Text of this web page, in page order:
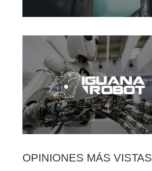
OPINIONES MÁS VISTAS